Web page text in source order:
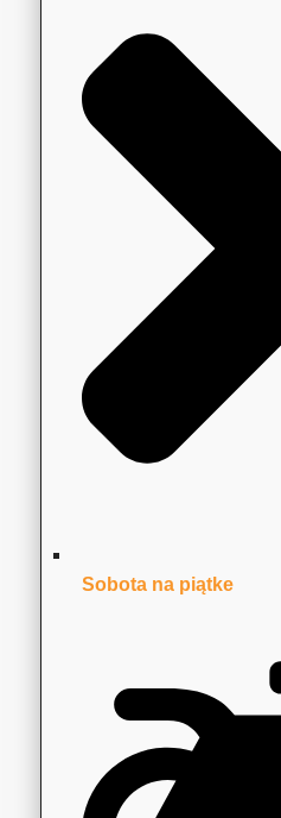
Sobota na piątke